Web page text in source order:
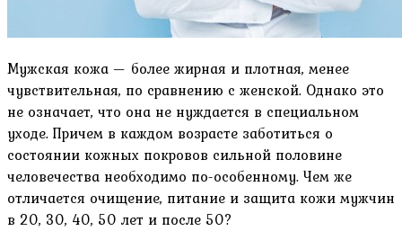
Мужская кожа — более жирная и плотная, менее
чувствительная, по сравнению с женской. Однако это
не означает, что она не нуждается в специальном
уходе. Причем в каждом возрасте заботиться о
состоянии кожных покровов сильной половине
человечества необходимо по-особенному. Чем же
отличается очищение, питание и защита кожи мужчин
в 20, 30, 40, 50 лет и после 50?